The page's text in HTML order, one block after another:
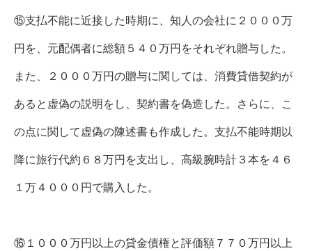
⑮支払不能に近接した時期に、知人の会社に２０００万
円を、元配偶者に総額５４０万円をそれぞれ贈与した。
また、２０００万円の贈与に関しては、消費貸借契約が
あると虚偽の説明をし、契約書を偽造した。さらに、こ
の点に関して虚偽の陳述書も作成した。支払不能時期以
降に旅行代約６８万円を支出し、高級腕時計３本を４６
１万４０００円で購入した。
⑯１０００万円以上の貸金債権と評価額７７０万円以上